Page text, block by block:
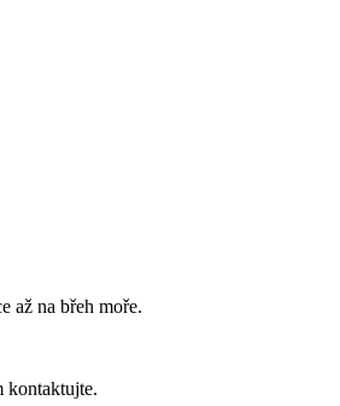
až na břeh moře.
kontaktujte.